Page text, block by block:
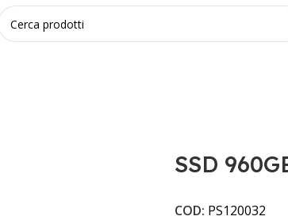
A400
SSD
COD: PS120032